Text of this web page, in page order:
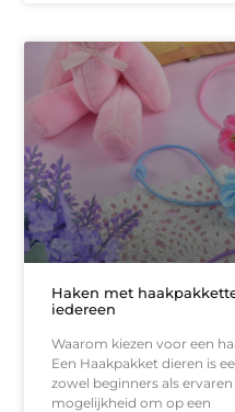
Haken met
iedereen
Waarom kiezen voor een
Een Haakpakket dieren is
zowel beginners als
mogelijkheid om op een